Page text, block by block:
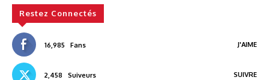
Restez Connectés
16,985 Fans J'AIME
2,458 Suiveurs SUIVRE